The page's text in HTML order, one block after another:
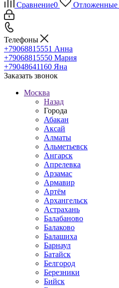
Сравнение0 Отложенные
Телефоны
+79068815551 Анна
+79068815550 Мария
+79048641160 Яна
Заказать звонок
Москва
Назад
Города
Абакан
Аксай
Алматы
Альметьевск
Ангарск
Апрелевка
Арзамас
Армавир
Артём
Архангельск
Астрахань
Балабаново
Балаково
Балашиха
Барнаул
Батайск
Белгород
Березники
Бийск